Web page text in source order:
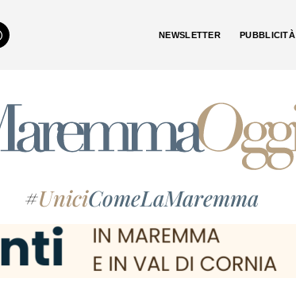
NEWSLETTER PUBBLICITÀ
#UniciComeLaMaremma